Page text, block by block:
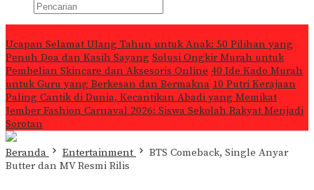
Ucapan Selamat Ulang Tahun untuk Anak: 50 Pilihan yang
Penuh Doa dan Kasih Sayang Solusi Ongkir Murah untuk
Pembelian Skincare dan Aksesoris Online 40 Ide Kado Murah
untuk Guru yang Berkesan dan Bermakna 10 Putri Kerajaan
Paling Cantik di Dunia, Kecantikan Abadi yang Memikat
Jember Fashion Carnaval 2026: Siswa Sekolah Rakyat Menjadi
Sorotan
Beranda Entertainment
BTS Comeback, Single Anyar
Butter dan MV Resmi Rilis